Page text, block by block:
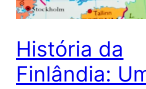
História da
Finlândia: